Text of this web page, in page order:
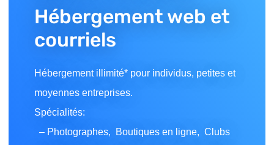
Hébergement web et
courriels
Hébergement illimité* pour individus, petites et
moyennes entreprises.
Spécialités:
– Photographes, Boutiques en ligne, Clubs